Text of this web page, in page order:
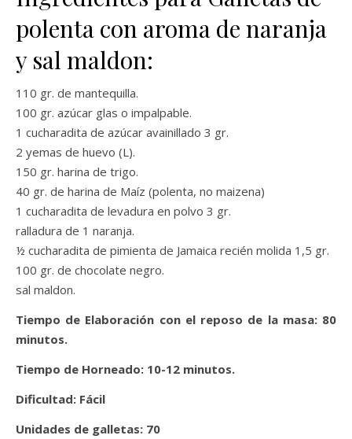
polenta con aroma de naranja
y sal maldon:
110 gr. de mantequilla.
100 gr. azúcar glas o impalpable.
1 cucharadita de azúcar avainillado 3 gr.
2 yemas de huevo (L).
150 gr. harina de trigo.
40 gr. de harina de Maíz (polenta, no maizena)
1 cucharadita de levadura en polvo 3 gr.
ralladura de 1 naranja.
½ cucharadita de pimienta de Jamaica recién molida 1,5 gr.
100 gr. de chocolate negro.
sal maldon.
Tiempo de Elaboración con el reposo de la masa: 80
minutos.
Tiempo de Horneado: 10-12 minutos.
Dificultad: Fácil
Unidades de galletas: 70